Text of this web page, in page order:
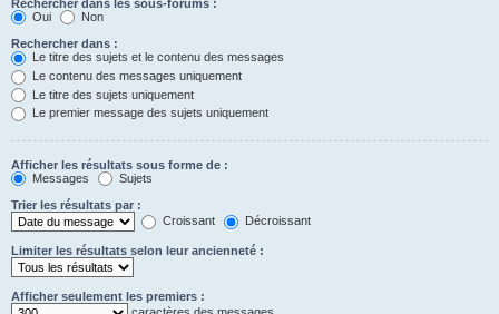
Rechercher dans les sous-forums :
Oui
Non
Rechercher dans :
Le titre des sujets et le contenu des messages
Le contenu des messages uniquement
Le titre des sujets uniquement
Le premier message des sujets uniquement
Afficher les résultats sous forme de :
Messages
Sujets
Trier les résultats par :
Croissant
Décroissant
Limiter les résultats selon leur ancienneté :
Afficher seulement les premiers :